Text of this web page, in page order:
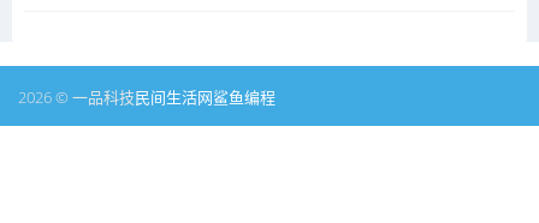
2026 © 一品科技民间生活网鲨鱼编程